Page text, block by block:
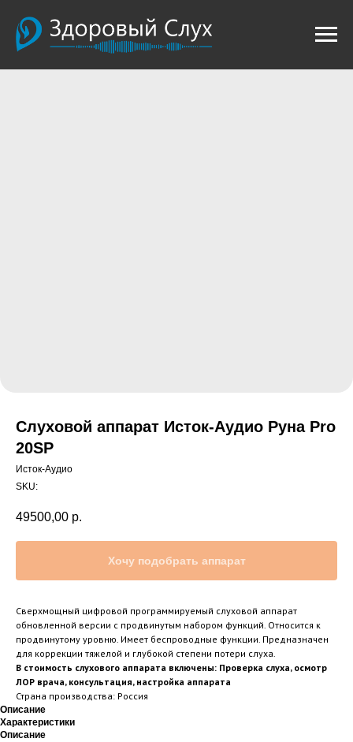
Слуховой аппарат Исток-Аудио Руна Pro
20SP
Исток-Аудио
SKU:
49500,00 р.
Хочу подобрать аппарат
Сверхмощный цифровой программируемый слуховой аппарат
обновленной версии с продвинутым набором функций. Относится к
продвинутому уровню. Имеет беспроводные функции. Предназначен
для коррекции тяжелой и глубокой степени потери слуха.
В стоимость слухового аппарата включены: Проверка слуха, осмотр
ЛОР врача, консультация, настройка аппарата
Страна производства: Россия
Описание
Характеристики
Описание